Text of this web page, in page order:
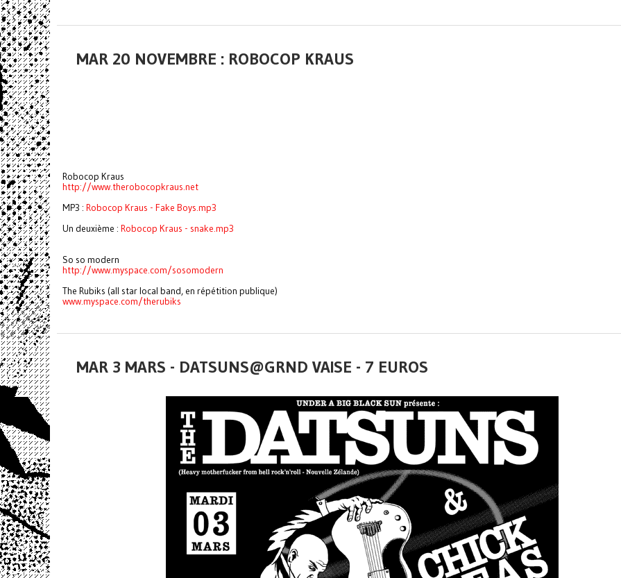
MAR 20 NOVEMBRE : ROBOCOP KRAUS
Robocop Kraus
http://www.therobocopkraus.net
MP3 : Robocop Kraus - Fake Boys.mp3
Un deuxième : Robocop Kraus - snake.mp3
So so modern
http://www.myspace.com/sosomodern
The Rubiks (all star local band, en répétition publique)
www.myspace.com/therubiks
MAR 3 MARS - DATSUNS@GRND VAISE - 7 EUROS